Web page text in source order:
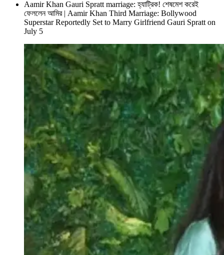
Aamir Khan Gauri Spratt marriage: হ্যাট্রিক! শেষমেশ করেই
ফেললেন আমির | Aamir Khan Third Marriage: Bollywood
Superstar Reportedly Set to Marry Girlfriend Gauri Spratt on
July 5